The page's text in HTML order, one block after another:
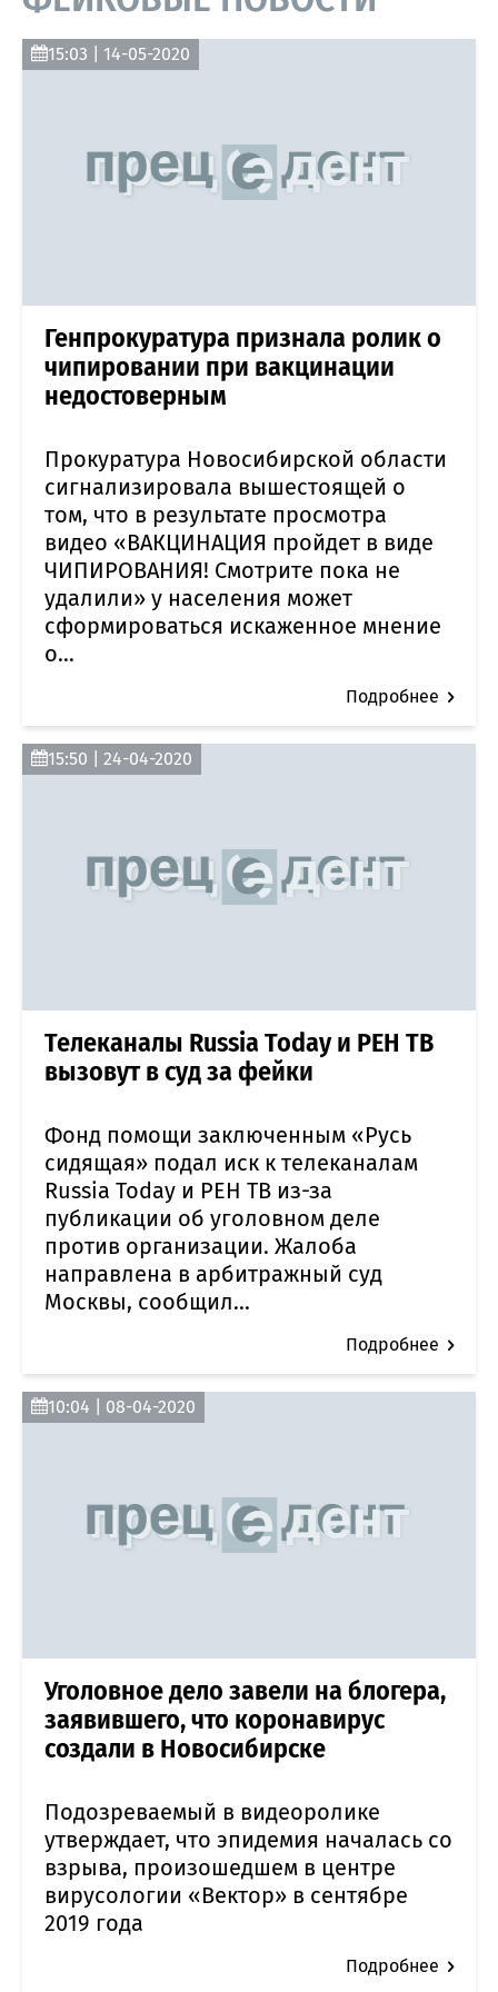
15:03 | 14-05-2020
Генпрокуратура признала ролик о
чипировании при вакцинации
недостоверным
Прокуратура Новосибирской области
сигнализировала вышестоящей о
том, что в результате просмотра
видео «ВАКЦИНАЦИЯ пройдет в виде
ЧИПИРОВАНИЯ! Смотрите пока не
удалили» у населения может
сформироваться искаженное мнение
о...
Подробнее
15:50 | 24-04-2020
Телеканалы Russia Today и РЕН ТВ
вызовут в суд за фейки
Фонд помощи заключенным «Русь
сидящая» подал иск к телеканалам
Russia Today и РЕН ТВ из-за
публикации об уголовном деле
против организации. Жалоба
направлена в арбитражный суд
Москвы, сообщил...
Подробнее
10:04 | 08-04-2020
Уголовное дело завели на блогера,
заявившего, что коронавирус
создали в Новосибирске
Подозреваемый в видеоролике
утверждает, что эпидемия началась со
взрыва, произошедшем в центре
вирусологии «Вектор» в сентябре
2019 года
Подробнее